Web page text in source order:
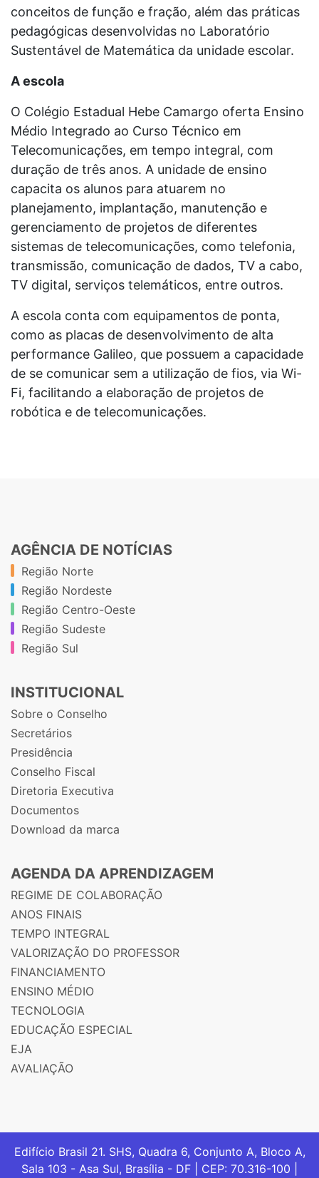
conceitos de função e fração, além das práticas
pedagógicas desenvolvidas no Laboratório
Sustentável de Matemática da unidade escolar.
A escola
O Colégio Estadual Hebe Camargo oferta Ensino
Médio Integrado ao Curso Técnico em
Telecomunicações, em tempo integral, com
duração de três anos. A unidade de ensino
capacita os alunos para atuarem no
planejamento, implantação, manutenção e
gerenciamento de projetos de diferentes
sistemas de telecomunicações, como telefonia,
transmissão, comunicação de dados, TV a cabo,
TV digital, serviços telemáticos, entre outros.
A escola conta com equipamentos de ponta,
como as placas de desenvolvimento de alta
performance Galileo, que possuem a capacidade
de se comunicar sem a utilização de fios, via Wi-
Fi, facilitando a elaboração de projetos de
robótica e de telecomunicações.
AGÊNCIA DE NOTÍCIAS
Região Norte
Região Nordeste
Região Centro-Oeste
Região Sudeste
Região Sul
INSTITUCIONAL
Sobre o Conselho
Secretários
Presidência
Conselho Fiscal
Diretoria Executiva
Documentos
Download da marca
AGENDA DA APRENDIZAGEM
REGIME DE COLABORAÇÃO
ANOS FINAIS
TEMPO INTEGRAL
VALORIZAÇÃO DO PROFESSOR
FINANCIAMENTO
ENSINO MÉDIO
TECNOLOGIA
EDUCAÇÃO ESPECIAL
EJA
AVALIAÇÃO
Edifício Brasil 21. SHS, Quadra 6, Conjunto A, Bloco A,
Sala 103 - Asa Sul, Brasília - DF | CEP: 70.316-100 |